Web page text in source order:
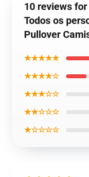
10 reviews
Todos os
Pullover
★★★★★
★★★★☆
★★★☆☆
★★☆☆☆
★☆☆☆☆